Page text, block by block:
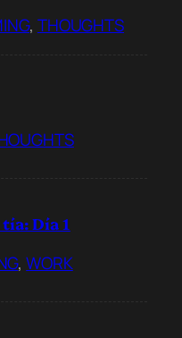
, THOUGHTS
Día 1
, WORK